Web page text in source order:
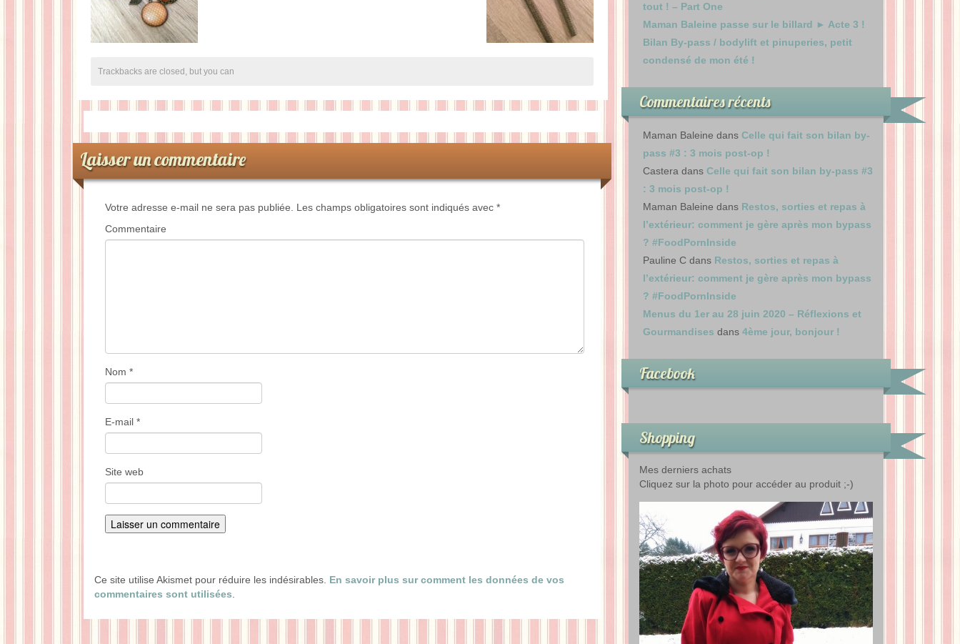
Trackbacks are closed, but you can
Laisser un commentaire
Votre adresse e-mail ne sera pas publiée. Les champs obligatoires sont indiqués avec *
Commentaire
Nom *
E-mail *
Site web
Ce site utilise Akismet pour réduire les indésirables. En savoir plus sur comment les données de vos
commentaires sont utilisées
tout ! – Part One
Maman Baleine passe sur le billard ► Acte 3 !
Bilan By-pass / bodylift et pinuperies, petit
condensé de mon été !
Commentaires récents
Maman Baleine dans Celle qui fait son bilan by-
pass #3 : 3 mois post-op !
Castera dans Celle qui fait son bilan by-pass #3
: 3 mois post-op !
Maman Baleine dans Restos, sorties et repas à
l’extérieur: comment je gère après mon bypass
? #FoodPornInside
Pauline Cdans Restos, sorties et repas à
l’extérieur: comment je gère après mon bypass
? #FoodPornInside
Menus du 1er au 28 juin 2020 – Réflexions et
Gourmandises dans 4ème jour, bonjour !
Facebook
Shopping
Mes derniers achats
Cliquez sur la photo pour accéder au produit ;-)